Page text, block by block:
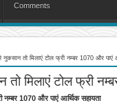
Comments
तो मिलाएं टोल फ्री नम्बर 1070 और पाएं
मिलाएं टोल फ्री
1070 और पाएं आर्थिक सहायता